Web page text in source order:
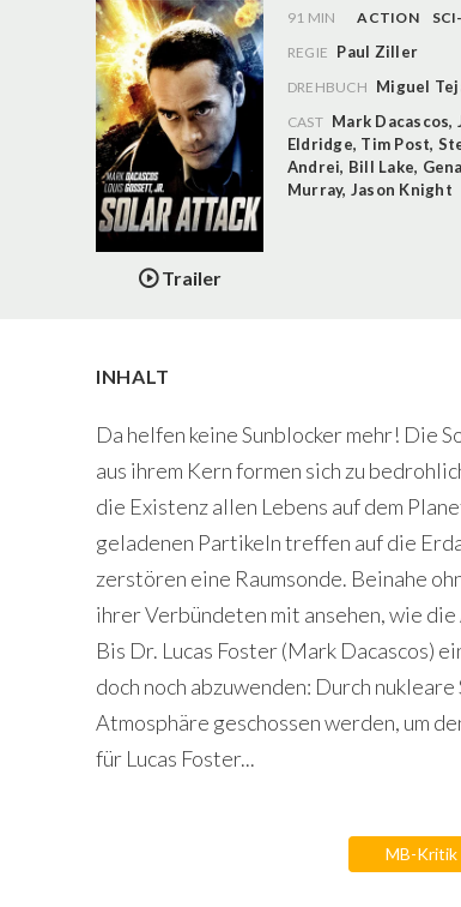
Trailer
91 MIN ACTION
REGIE Paul Ziller
DREHBUCH Miguel
CAST Mark Dacascos,
Eldridge, Tim Post,
Andrei, Bill Lake,
Murray, Jason Knight
INHALT
Da helfen keine Sunblocker mehr! Die
aus ihrem Kern formen sich zu
die Existenz allen Lebens auf dem
geladenen Partikeln treffen auf die
zerstören eine Raumsonde. Beinahe
ihrer Verbündeten mit ansehen, wie
Bis Dr. Lucas Foster (Mark Dacascos)
doch noch abzuwenden: Durch
Atmosphäre geschossen werden, um
für Lucas Foster...
MB-Kritik